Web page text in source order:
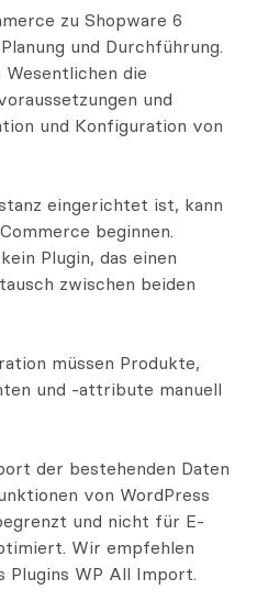
zu Shopware 6
und Durchführung.
Wesentlichen die
und
und Konfiguration von
eingerichtet ist, kann
beginnen.
Plugin, das einen
zwischen beiden
müssen Produkte,
und -attribute manuell
der bestehenden Daten
von WordPress
und nicht für E-
Wir empfehlen
Plugins WP All Import.